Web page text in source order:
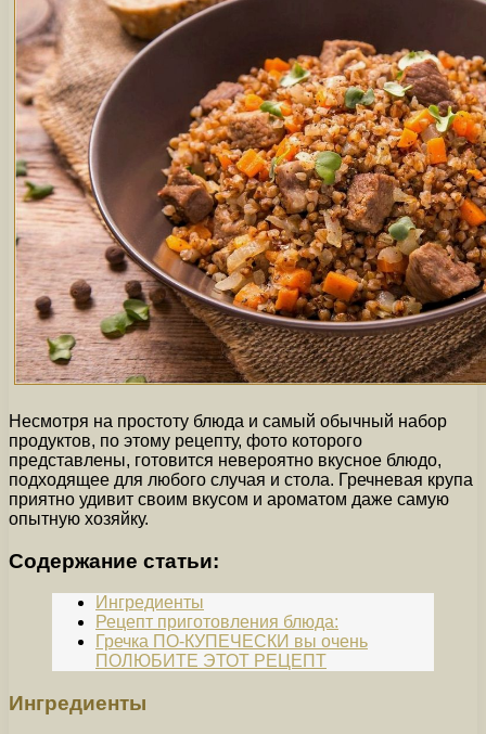
Несмотря на простоту блюда и самый обычный набор
продуктов, по этому рецепту, фото которого
представлены, готовится невероятно вкусное блюдо,
подходящее для любого случая и стола. Гречневая крупа
приятно удивит своим вкусом и ароматом даже самую
опытную хозяйку.
Содержание статьи:
Ингредиенты
Рецепт приготовления блюда:
Гречка ПО-КУПЕЧЕСКИ вы очень
ПОЛЮБИТЕ ЭТОТ РЕЦЕПТ
Ингредиенты